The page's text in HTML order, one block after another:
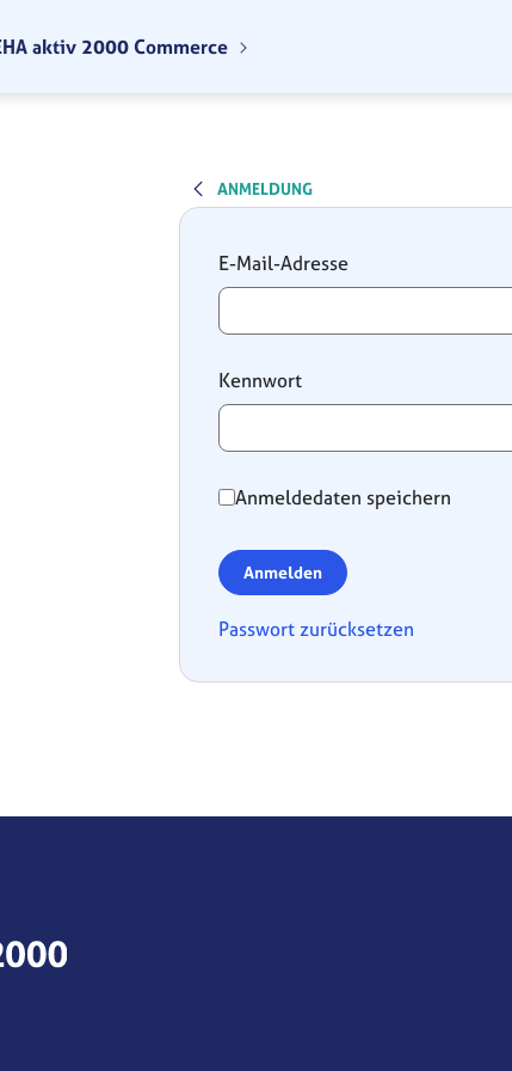
aktiv 2000 Commerce
ANMELDUNG
Anmeldung
E-Mail-Adresse
Kennwort
Anmeldedaten speichern
Anmelden
Passwort zurücksetzen